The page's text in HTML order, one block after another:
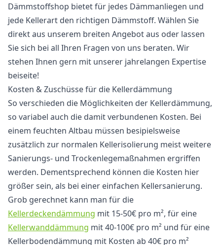
Dämmstoffshop bietet für jedes Dämmanliegen und
jede Kellerart den richtigen Dämmstoff. Wählen Sie
direkt aus unserem breiten Angebot aus oder lassen
Sie sich bei all Ihren Fragen von uns beraten. Wir
stehen Ihnen gern mit unserer jahrelangen Expertise
beiseite!
Kosten & Zuschüsse für die Kellerdämmung
So verschieden die Möglichkeiten der Kellerdämmung,
so variabel auch die damit verbundenen Kosten. Bei
einem feuchten Altbau müssen besipielsweise
zusätzlich zur normalen Kellerisolierung meist weitere
Sanierungs- und Trockenlegemaßnahmen ergriffen
werden. Dementsprechend können die Kosten hier
größer sein, als bei einer einfachen Kellersanierung.
Grob gerechnet kann man für die
Kellerdeckendämmung mit 15-50€ pro m², für eine
Kellerwanddämmung mit 40-100€ pro m² und für eine
Kellerbodendämmung mit Kosten ab 40€ pro m²